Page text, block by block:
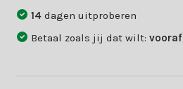
14dagen uitproberen
Betaal zoals jij dat wilt:vooraf